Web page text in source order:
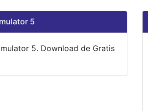
5
5. Download de Gratis